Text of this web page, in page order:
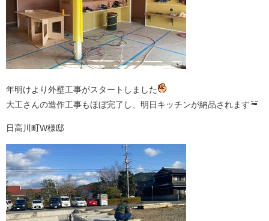
年明けより外壁工事がスタートしました
大工さんの造作工事もほぼ完了し、明日キッチンが納品されます
日高川町W様邸